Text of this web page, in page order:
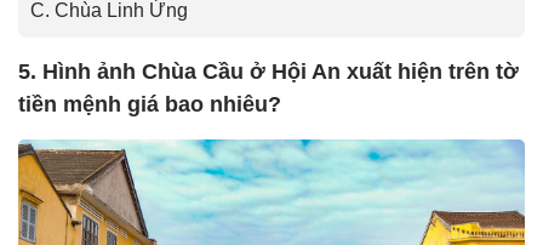
C. Chùa Linh Ứng
5. Hình ảnh Chùa Cầu ở Hội An xuất hiện trên tờ
tiền mệnh giá bao nhiêu?